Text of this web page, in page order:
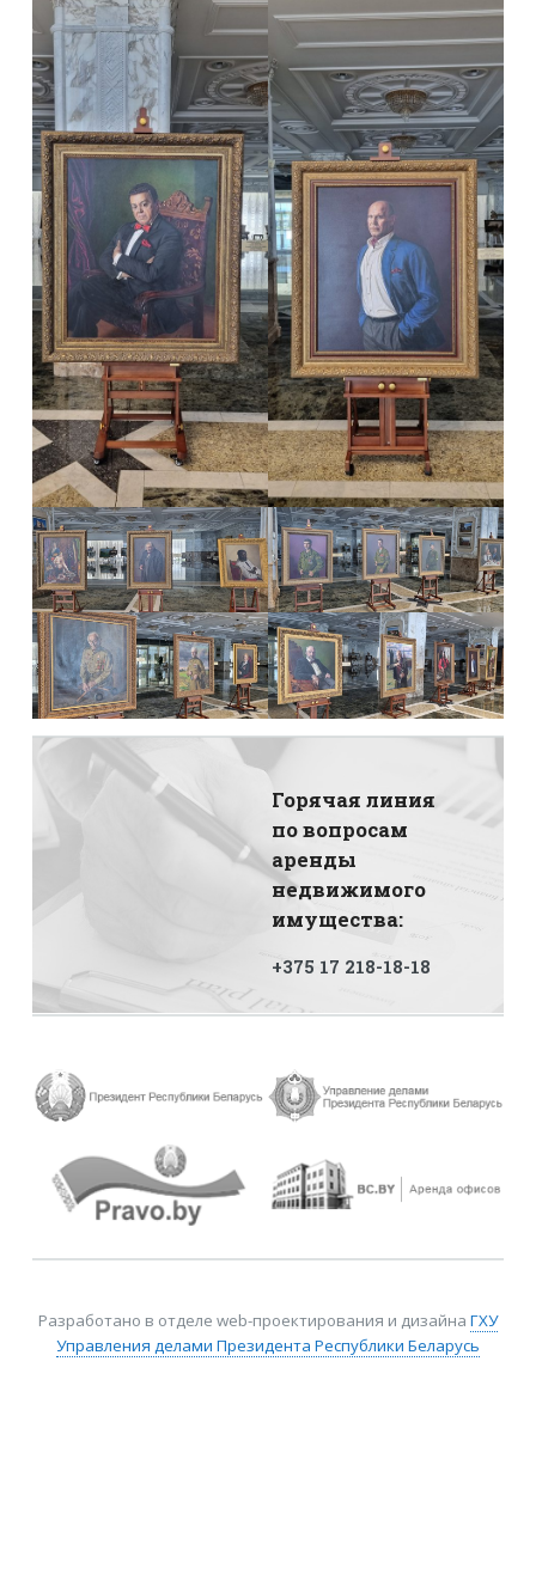
Горячая линия
по вопросам
аренды
недвижимого
имущества:
+375 17 218-18-18
Разработано в отделе web-проектирования и дизайна ГХУ
Управления делами Президента Республики Беларусь